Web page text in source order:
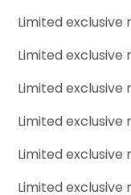
Limited exclusive
Limited exclusive
Limited exclusive
Limited exclusive
Limited exclusive
Limited exclusive